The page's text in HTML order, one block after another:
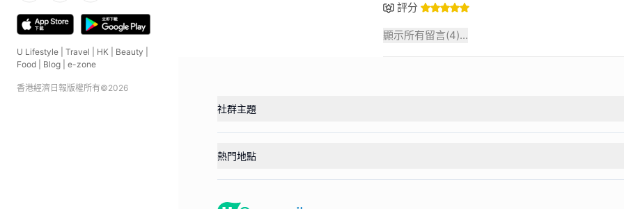
U Lifestyle Travel HK Beauty
Food
Blog e-zone
香港經濟日報版權所有©2026
評分
顯示所有留言(4)...
社群主題
熱門地點